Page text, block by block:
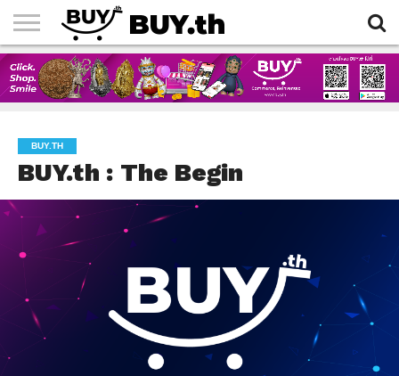
HOME
ARTICLES
BUY.TH
BUY.th : The Begin